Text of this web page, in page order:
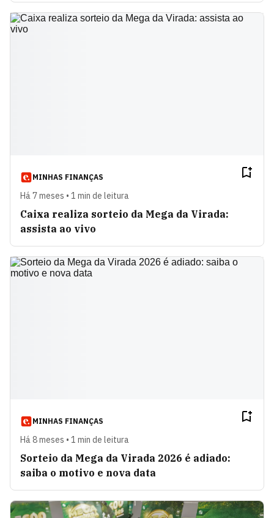
MINHAS FINANÇAS
Há 7 meses • 1 min de leitura
Caixa realiza sorteio da Mega da Virada:
assista ao vivo
MINHAS FINANÇAS
Há 8 meses • 1 min de leitura
Sorteio da Mega da Virada 2026 é adiado:
saiba o motivo e nova data